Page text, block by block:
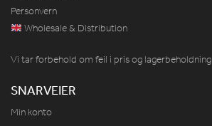
Personvern
Wholesale & Distribution
Vi tar forbehold om feil i pris og lagerbeholdning
SNARVEIER
Min konto